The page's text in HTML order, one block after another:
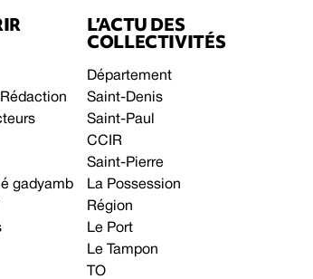
gadyamb
L’ACTU DES
COLLECTIVITÉS
Département
Saint-Denis
Saint-Paul
CCIR
Saint-Pierre
La Possession
Région
Le Port
Le Tampon
TO